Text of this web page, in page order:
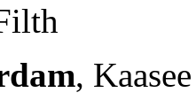
, Kaasee